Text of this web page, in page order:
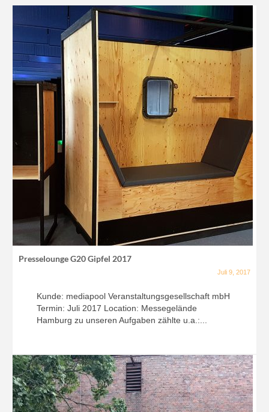
Presselounge G20 Gipfel 2017
Juli 9, 2017
Kunde: mediapool Veranstaltungsgesellschaft mbH
Termin: Juli 2017 Location: Messegelände
Hamburg zu unseren Aufgaben zählte u.a.:...